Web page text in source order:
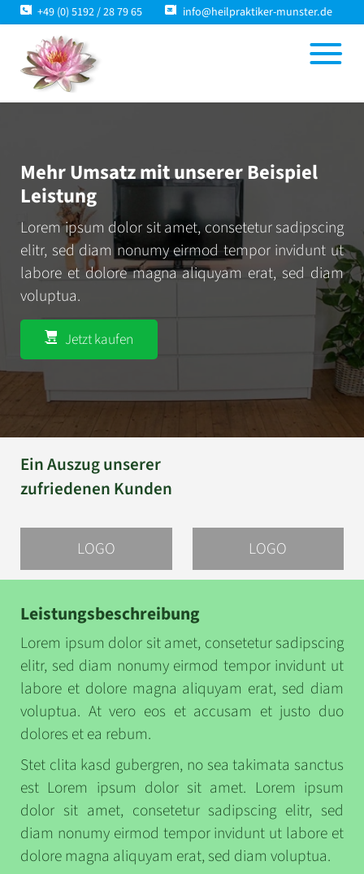
+49 (0) 5192 / 28 79 65 info@heilpraktiker-munster.de
Mehr Umsatz mit unserer Beispiel
Leistung
Lorem ipsum dolor sit amet, consetetur sadipscing
elitr, sed diam nonumy eirmod tempor invidunt ut
labore et dolore magna aliquyam erat, sed diam
voluptua.
Jetzt kaufen
Ein Auszugunserer
zufriedenen Kunden
LOGO LOGO
Leistungsbeschreibung
Lorem ipsum dolor sit amet, consetetur sadipscing
elitr, sed diam nonumy eirmod tempor invidunt ut
labore et dolore magna aliquyam erat, sed diam
voluptua. At vero eos et accusam et justo duo
dolores et ea rebum.
Stet clita kasd gubergren, no sea takimata sanctus
est Lorem ipsum dolor sit amet. Lorem ipsum
dolor sit amet, consetetur sadipscing elitr, sed
diam nonumy eirmod tempor invidunt ut labore et
dolore magna aliquyam erat, sed diam voluptua.